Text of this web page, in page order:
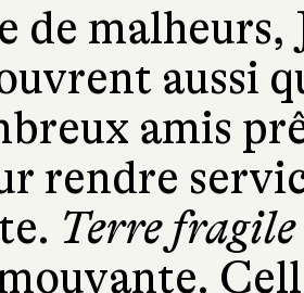
de malheurs,
aussi
amis
rendre
Terre fragile